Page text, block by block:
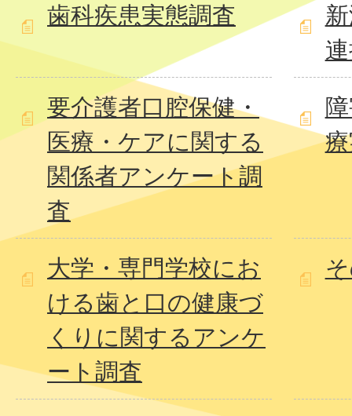
歯科疾患実態調査
要介護者口腔保健・
医療・ケアに関する
関係者アンケート調
査
大学・専門学校にお
ける歯と口の健康づ
くりに関するアンケ
ート調査